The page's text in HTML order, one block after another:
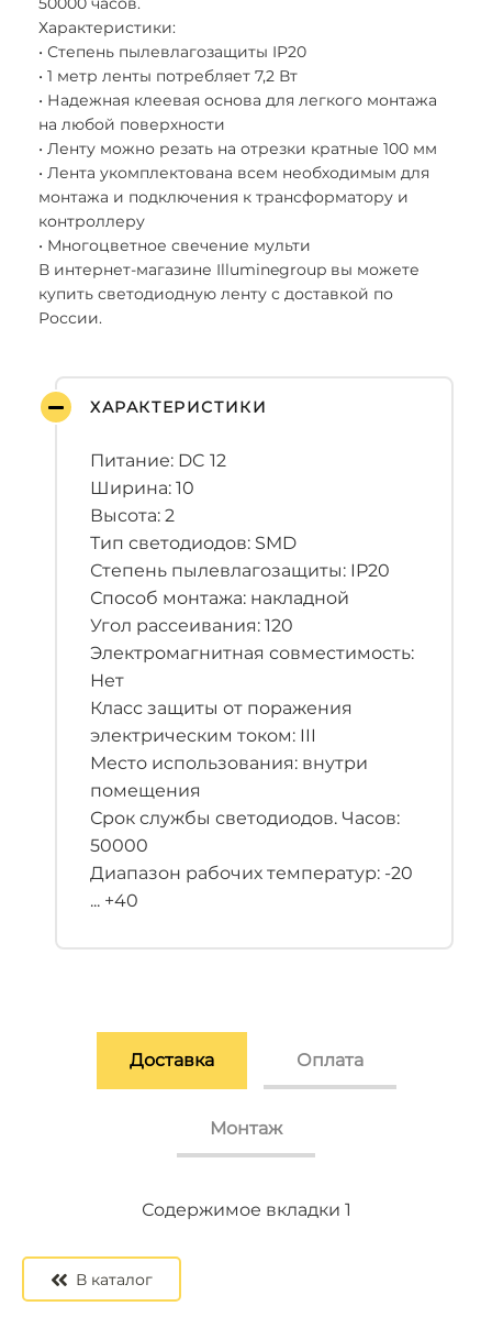
Характеристики:
• Степень пылевлагозащиты IP20
• 1 метр ленты потребляет 7,2 Вт
• Надежная клеевая основа для легкого монтажа
на любой поверхности
• Ленту можно резать на отрезки кратные 100 мм
• Лента укомплектована всем необходимым для
монтажа и подключения к трансформатору и
контроллеру
• Многоцветное свечение мульти
В интернет-магазине Illuminegroup вы можете
купить светодиодную ленту с доставкой по
России.
ХАРАКТЕРИСТИКИ
Питание: DC 12
Ширина: 10
Высота: 2
Тип светодиодов: SMD
Степень пылевлагозащиты: IP20
Способ монтажа: накладной
Угол рассеивания: 120
Электромагнитная совместимость:
Нет
Класс защиты от поражения
электрическим током: III
Место использования: внутри
помещения
Срок службы светодиодов. Часов:
50000
Диапазон рабочих температур: -20
... +40
Доставка Оплата
Монтаж
Содержимое вкладки 1
Содержимое вкладки 2
Содержимое вкладки 3
В каталог